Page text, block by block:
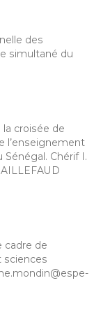
des
simultané du
croisée de
l’enseignement
Chérif I.
cadre de
sciences